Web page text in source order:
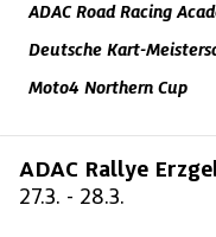
ADAC Road Racing
Deutsche Kart-
Moto4 Northern Cup
ADAC Rallye
27.3. - 28.3.